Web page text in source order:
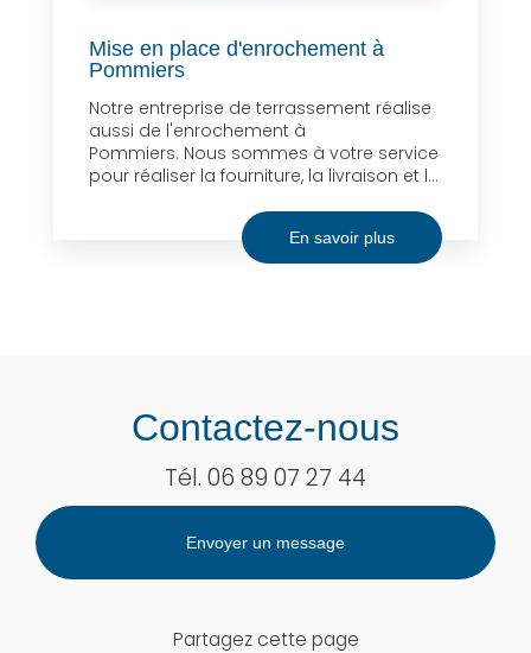
Mise en place d'enrochement à
Pommiers
Notre entreprise de terrassement réalise
aussi de l'enrochement à
Pommiers. Nous sommes à votre service
pour réaliser la fourniture, la livraison et l...
En savoir plus
Contactez-nous
Tél. 06 89 07 27 44
Envoyer un message
Partagez cette page